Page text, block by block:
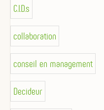
C.I.D.s
collaboration
conseil en management
Decideur